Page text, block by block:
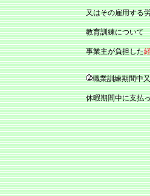
又はその雇用する
教育訓練について
事業主が負担した
職業訓練期間中
休暇期間中に支払